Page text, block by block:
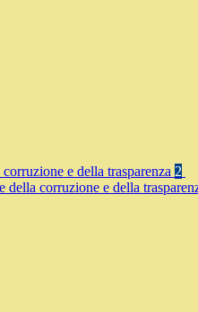
e della trasparenza 2
della corruzione e della